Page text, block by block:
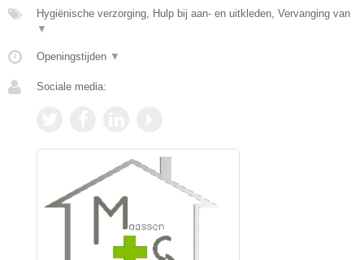
Hygiënische verzorging, Hulp bij aan- en uitkleden, Vervanging van
▼
Openingstijden ▼
Sociale media: